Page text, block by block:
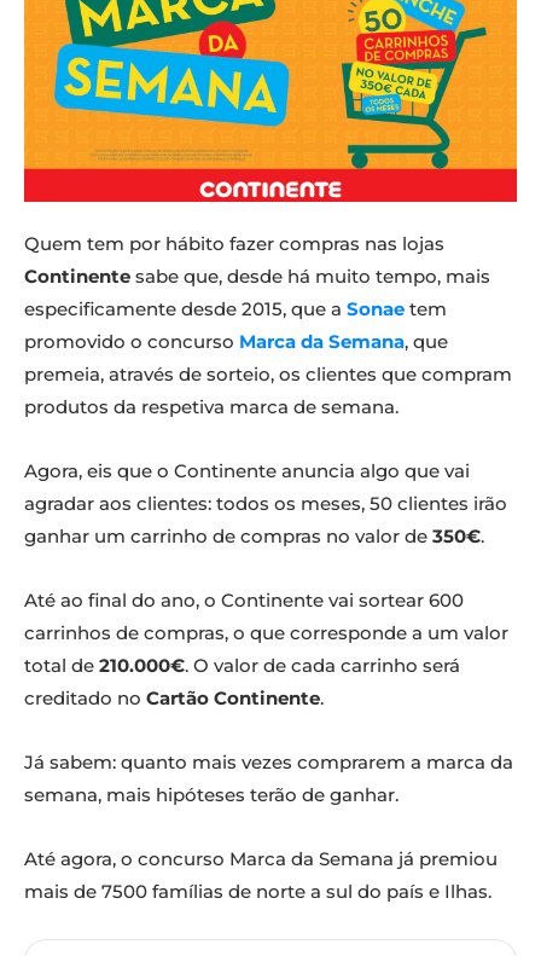
Quem tem por hábito fazer compras nas lojas
Continente sabe que, desde há muito tempo, mais
especificamente desde 2015, que a Sonae tem
promovido o concurso Marca da Semana, que
premeia, através de sorteio, os clientes que compram
produtos da respetiva marca de semana.
Agora, eis que o Continente anuncia algo que vai
agradar aos clientes: todos os meses, 50 clientes irão
ganhar um carrinho de compras no valor de 350€.
Até ao final do ano, o Continente vai sortear 600
carrinhos de compras, o que corresponde a um valor
total de 210.000€. O valor de cada carrinho será
creditado no Cartão Continente.
Já sabem: quanto mais vezes comprarem a marca da
semana, mais hipóteses terão de ganhar.
Até agora, o concurso Marca da Semana já premiou
mais de 7500 famílias de norte a sul do país e Ilhas.